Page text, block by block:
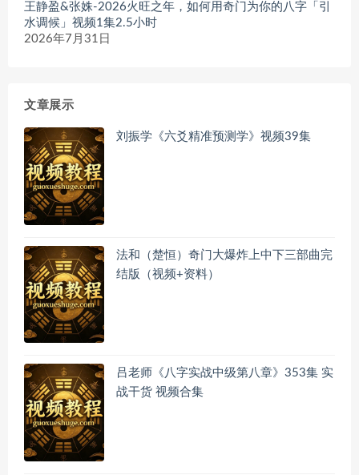
王静盈&张姝-2026火旺之年，如何用奇门为你的八字「引
水调候」视频1集2.5小时
2026年7月31日
文章展示
刘振学《六爻精准预测学》视频39集
法和（楚恒）奇门大爆炸上中下三部曲完
结版（视频+资料）
吕老师《八字实战中级第八章》353集 实
战干货 视频合集